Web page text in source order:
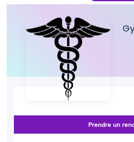
Prendre un